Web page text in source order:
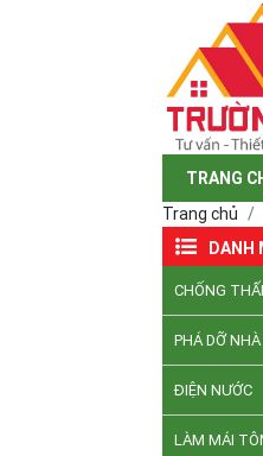
TRANG
Trang chủ
DANH
CHỐNG
PHÁ DỠ
ĐIỆN NƯỚC
LÀM MÁI